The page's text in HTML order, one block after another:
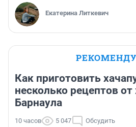
Екатерина Литкевич
Как приготовить
несколько рецептов
Барнаула
10 часов 5 047 Обсудить